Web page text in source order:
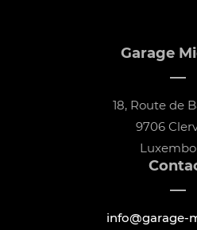
Garage
18, Route de
9706
info@garage-